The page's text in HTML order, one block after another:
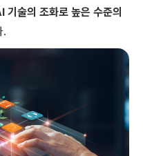
기술의 조화로 높은 수준의
.